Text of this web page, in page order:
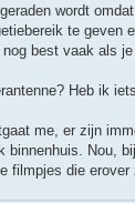
wordt
te
best vaak als
Heb ik
me, er zijn
Nou,
filmpjes die